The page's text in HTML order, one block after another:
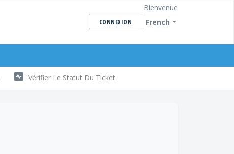
French
Bienvenue
CONNEXION
Vérifier Le Statut Du Ticket